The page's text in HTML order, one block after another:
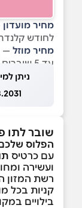
מחיר מועדון
לחודש
מחיר מוזל —
עד 5 שוברים לחודש קלנדרי
ניתן
שובר לתו
הפלוס
עם כרטיס
ועשירה
רשת המזון
קניות בכל
בילויים